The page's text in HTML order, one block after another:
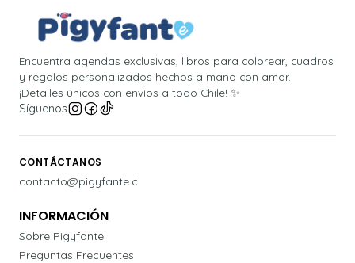
Encuentra agendas exclusivas, libros para colorear, cuadros
y regalos personalizados hechos a mano con amor.
¡Detalles únicos con envíos a todo Chile! ✨
Síguenos
CONTÁCTANOS
contacto@pigyfante.cl
INFORMACIÓN
Sobre Pigyfante
Preguntas Frecuentes